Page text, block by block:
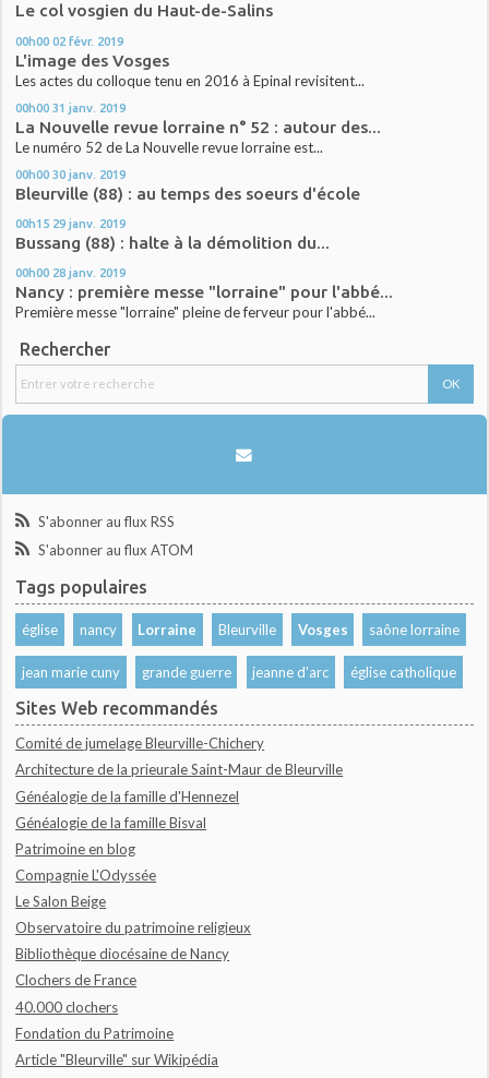
Le col vosgien du Haut-de-Salins
00h00 02 févr. 2019
L'image des Vosges
Les actes du colloque tenu en 2016 à Epinal revisitent...
00h00 31 janv. 2019
La Nouvelle revue lorraine n° 52 : autour des...
Le numéro 52 de La Nouvelle revue lorraine est...
00h00 30 janv. 2019
Bleurville (88) : au temps des soeurs d'école
00h15 29 janv. 2019
Bussang (88) : halte à la démolition du...
00h00 28 janv. 2019
Nancy : première messe "lorraine" pour l'abbé...
Première messe "lorraine" pleine de ferveur pour l'abbé...
Rechercher
S'abonner au flux RSS
S'abonner au flux ATOM
Tags populaires
église nancy Lorraine Bleurville Vosges saône lorraine
jean marie cuny grande guerre jeanne d'arc église catholique
Sites Web recommandés
Comité de jumelage Bleurville-Chichery
Architecture de la prieurale Saint-Maur de Bleurville
Généalogie de la famille d'Hennezel
Généalogie de la famille Bisval
Patrimoine en blog
Compagnie L'Odyssée
Le Salon Beige
Observatoire du patrimoine religieux
Bibliothèque diocésaine de Nancy
Clochers de France
40.000 clochers
Fondation du Patrimoine
Article "Bleurville" sur Wikipédia